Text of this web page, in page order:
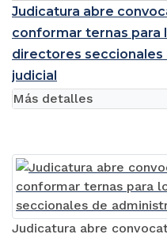
Judicatura abre
conformar ternas para
directores seccionales
judicial
Judicatura abre
Más detalles